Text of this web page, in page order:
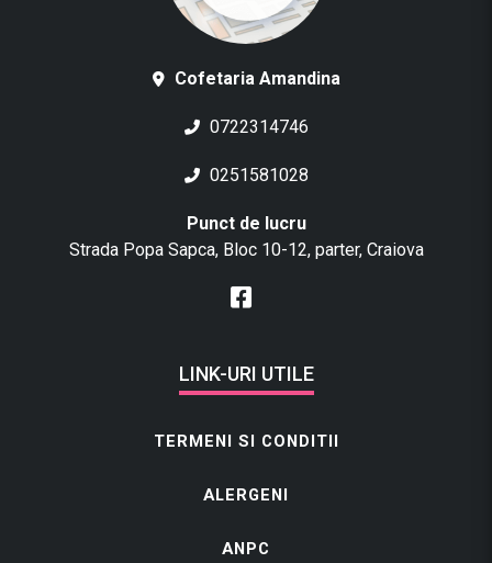
Cofetaria Amandina
0722314746
0251581028
Punct de lucru
Strada Popa Sapca, Bloc 10-12, parter, Craiova
LINK-URI UTILE
TERMENI SI CONDITII
ALERGENI
ANPC